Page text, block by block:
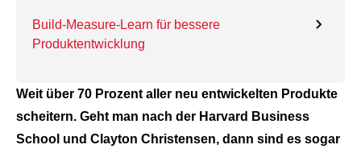
Build-Measure-Learn für bessere
Produktentwicklung
Weit über 70 Prozent aller neu entwickelten Produkte
scheitern. Geht man nach der Harvard Business
School und Clayton Christensen, dann sind es sogar